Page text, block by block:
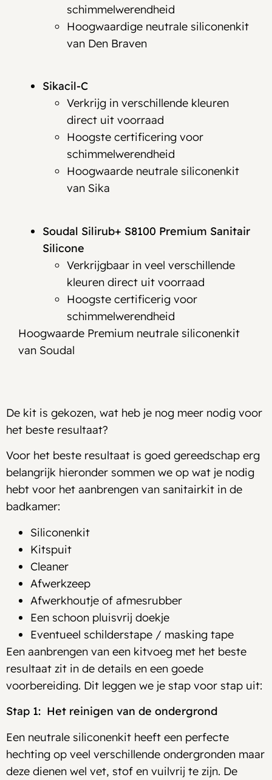
schimmelwerendheid
Hoogwaardige neutrale siliconenkit
van Den Braven
Sikacil-C
Verkrijg in verschillende kleuren
direct uit voorraad
Hoogste certificering voor
schimmelwerendheid
Hoogwaarde neutrale siliconenkit
van Sika
Soudal Silirub+ S8100 Premium Sanitair
Silicone
Verkrijgbaar in veel verschillende
kleuren direct uit voorraad
Hoogste certificerig voor
schimmelwerendheid
Hoogwaarde Premium neutrale siliconenkit
van Soudal
De kit is gekozen, wat heb je nog meer nodig voor
het beste resultaat?
Voor het beste resultaat is goed gereedschap erg
belangrijk hieronder sommen we op wat je nodig
hebt voor het aanbrengen van sanitairkit in de
badkamer:
Siliconenkit
Kitspuit
Cleaner
Afwerkzeep
Afwerkhoutje of afmesrubber
Een schoon pluisvrij doekje
Eventueel schilderstape / masking tape
Een aanbrengen van een kitvoeg met het beste
resultaat zit in de details en een goede
voorbereiding. Dit leggen we je stap voor stap uit:
Stap 1: Het reinigen van de ondergrond
Een neutrale siliconenkit heeft een perfecte
hechting op veel verschillende ondergronden maar
deze dienen wel vet, stof en vuilvrij te zijn. De